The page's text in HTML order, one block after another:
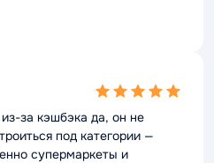
5,0
rating
за кэшбэка да, он не
под категории —
супермаркеты и
5,0
rating
за кэшбэка да, он не
под категории —
супермаркеты и